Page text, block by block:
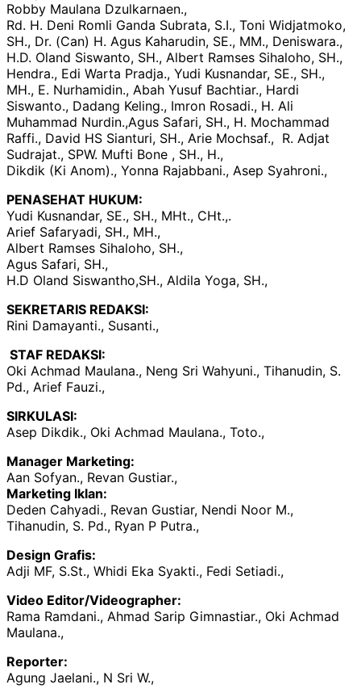
Robby Maulana Dzulkarnaen.,
Rd. H. Deni Romli Ganda Subrata, S.I., Toni Widjatmoko,
SH., Dr. (Can) H. Agus Kaharudin, SE., MM., Deniswara.,
H.D. Oland Siswanto, SH., Albert Ramses Sihaloho, SH.,
Hendra., Edi Warta Pradja., Yudi Kusnandar, SE., SH.,
MH., E. Nurhamidin., Abah Yusuf Bachtiar., Hardi
Siswanto., Dadang Keling., Imron Rosadi., H. Ali
Muhammad Nurdin.,Agus Safari, SH., H. Mochammad
Raffi., David HS Sianturi, SH., Arie Mochsaf., R. Adjat
Sudrajat., SPW. Mufti Bone , SH., H.,
Dikdik (Ki Anom)., Yonna Rajabbani., Asep Syahroni.,
PENASEHAT HUKUM:
Yudi Kusnandar, SE., SH., MHt., CHt.,.
Arief Safaryadi, SH., MH.,
Albert Ramses Sihaloho, SH.,
Agus Safari, SH.,
H.D Oland Siswantho,SH., Aldila Yoga, SH.,
SEKRETARIS REDAKSI:
Rini Damayanti., Susanti.,
STAF REDAKSI:
Oki Achmad Maulana., Neng Sri Wahyuni., Tihanudin, S.
Pd., Arief Fauzi.,
SIRKULASI:
Asep Dikdik., Oki Achmad Maulana., Toto.,
Manager Marketing:
Aan Sofyan., Revan Gustiar.,
Marketing Iklan:
Deden Cahyadi., Revan Gustiar, Nendi Noor M.,
Tihanudin, S. Pd., Ryan P Putra.,
Design Grafis:
Adji MF, S.St., Whidi Eka Syakti., Fedi Setiadi.,
Video Editor/Videographer:
Rama Ramdani., Ahmad Sarip Gimnastiar., Oki Achmad
Maulana.,
Reporter:
Agung Jaelani., N Sri W.,